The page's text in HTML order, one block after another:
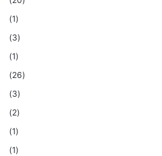
(1)
(3)
(1)
(26)
(3)
(2)
(1)
(1)